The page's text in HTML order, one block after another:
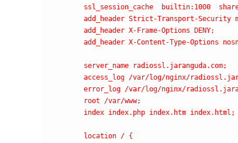
ssl_session_cache  builtin:1000
add_header Strict-Transport-Security
        add_header X-Frame-Options DENY;
add_header X-Content-Type-Options
        server_name radiossl.jaranguda.com;
access_log /var/log/nginx/
error_log /var/log/nginx/
        root /var/www;
        index index.php index.htm index.html;
        location / {